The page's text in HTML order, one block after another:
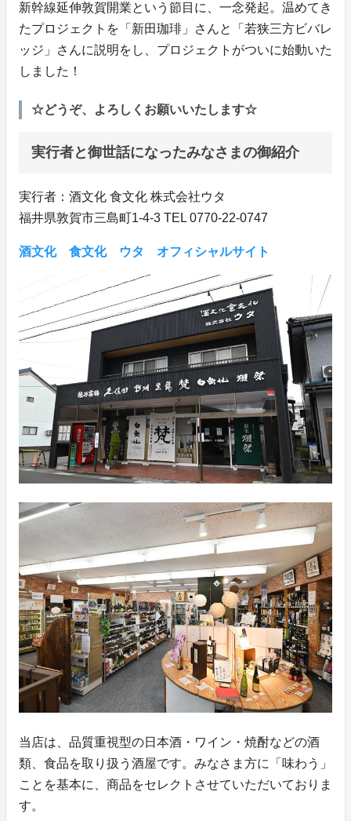
新幹線延伸敦賀開業という節目に、一念発起。温めてき
たプロジェクトを「新田珈琲」さんと「若狭三方ビバレ
ッジ」さんに説明をし、プロジェクトがついに始動いた
しました！
☆どうぞ、よろしくお願いいたします☆
実行者と御世話になったみなさまの御紹介
実行者：酒文化 食文化 株式会社ウタ
福井県敦賀市三島町1-4-3 TEL 0770-22-0747
酒文化 食文化 ウタ オフィシャルサイト
当店は、品質重視型の日本酒・ワイン・焼酎などの酒
類、食品を取り扱う酒屋です。みなさま方に「味わう」
ことを基本に、商品をセレクトさせていただいておりま
す。